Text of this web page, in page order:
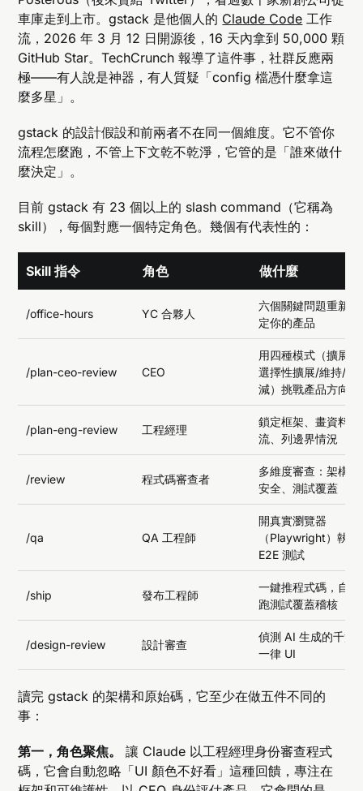
車庫走到上市。gstack 是他個人的 Claude Code 工作
流，2026 年 3 月 12 日開源後，16 天內拿到 50,000 顆
GitHub Star。TechCrunch 報導了這件事，社群反應兩
極——有人說是神器，有人質疑「config 檔憑什麼拿這
麼多星」。
gstack 的設計假設和前兩者不在同一個維度。它不管你
流程怎麼跑，不管上下文乾不乾淨，它管的是「誰來做什
麼決定」。
目前 gstack 有 23 個以上的 slash command（它稱為
skill），每個對應一個特定角色。幾個有代表性的：
Skill 指令 角色 做什麼
/office-hours YC 合夥人
六個關鍵問題重新框
定你的產品
/plan-ceo-review CEO
用四種模式（擴展/
選擇性擴展/維持/縮
減）挑戰產品方向
/plan-eng-review 工程經理
鎖定框架、畫資料
流、列邊界情況
/review 程式碼審查者
多維度審查：架構、
安全、測試覆蓋
/qa QA 工程師
開真實瀏覽器
（Playwright）執行
E2E 測試
/ship 發布工程師
一鍵推程式碼，自動
跑測試覆蓋稽核
/design-review 設計審查
偵測 AI 生成的千篇
一律 UI
讀完 gstack 的架構和原始碼，它至少在做五件不同的
事：
第一，角色聚焦。
讓 Claude 以工程經理身份審查程式
碼，它會自動忽略「UI 顏色不好看」這種回饋，專注在